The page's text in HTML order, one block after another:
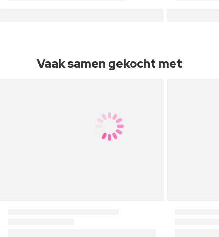
Vaak samen gekocht met